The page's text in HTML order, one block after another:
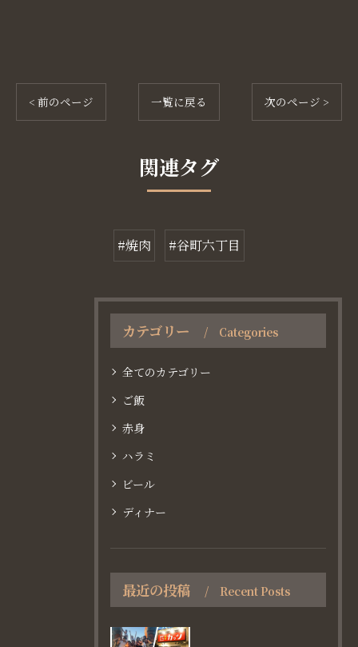
< 前のページ 一覧に戻る 次のページ >
関連タグ
#焼肉 #谷町六丁目
カテゴリー Categories
全てのカテゴリー
ご飯
赤身
ハラミ
ビール
ディナー
最近の投稿 Recent Posts